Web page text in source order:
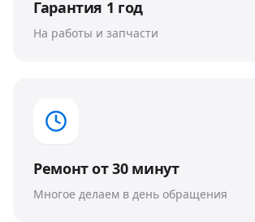
Гарантия 1 год
На работы и запчасти
Ремонт от 30 минут
Многое делаем в день обращения